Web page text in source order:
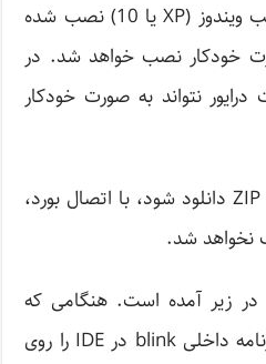
استفاده از فایل نصب مناسب ویندوز (XP یا 10) نصب شده
خودکار نصب خواهد شد. در
نتواند به صورت خودکار
اگر IDE به صورت یک پکیج ZIP دانلود شود، با اتصال بورد،
نخواهد شد.
در زیر آمده است. هنگامی که
درایور نصب شد، می‌توان برنامه داخلی blink در IDE را روی